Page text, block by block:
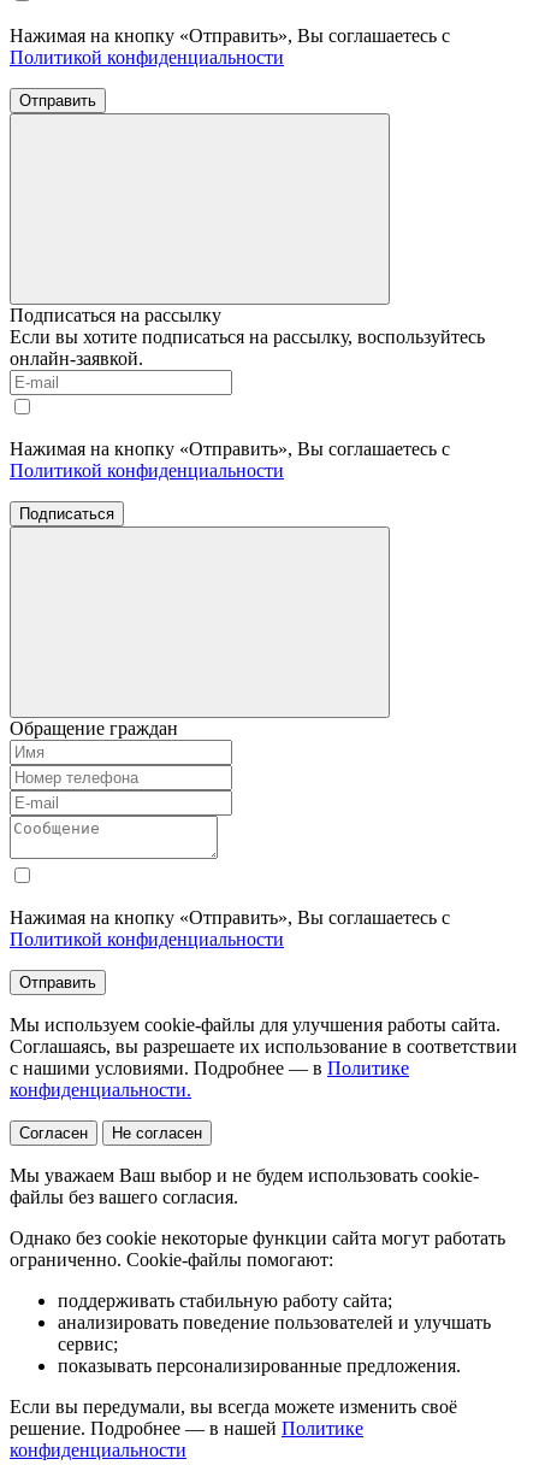
Нажимая на кнопку «Отправить», Вы соглашаетесь с
Политикой конфиденциальности
Отправить
Подписаться на рассылку
Если вы хотите подписаться на рассылку, воспользуйтесь
онлайн-заявкой.
Нажимая на кнопку «Отправить», Вы соглашаетесь с
Политикой конфиденциальности
Подписаться
Обращение граждан
Нажимая на кнопку «Отправить», Вы соглашаетесь с
Политикой конфиденциальности
Отправить
Мы используем cookie-файлы для улучшения работы сайта.
Соглашаясь, вы разрешаете их использование в соответствии
с нашими условиями. Подробнее — в Политике
конфиденциальности.
Согласен Не согласен
Мы уважаем Ваш выбор и не будем использовать cookie-
файлы без вашего согласия.
Однако без cookie некоторые функции сайта могут работать
ограниченно. Cookie-файлы помогают:
поддерживать стабильную работу сайта;
анализировать поведение пользователей и улучшать
сервис;
показывать персонализированные предложения.
Если вы передумали, вы всегда можете изменить своё
решение. Подробнее — в нашей Политике
конфиденциальности